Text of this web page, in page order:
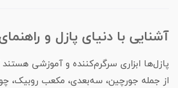
آشنایی با دنیای پازل و
پازل‌ها ابزاری سرگرم‌کننده و آموزشی
از جمله جورچین، سه‌بعدی، مکعب روبیک،